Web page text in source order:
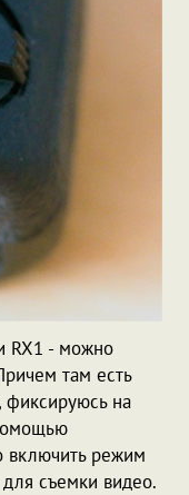
RX1 - можно
там есть
на
включить режим
съемки видео.